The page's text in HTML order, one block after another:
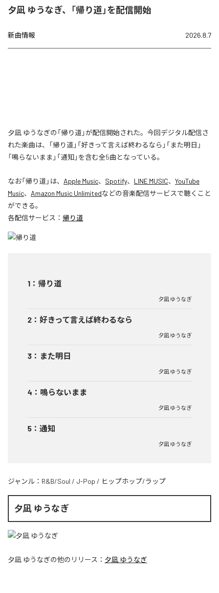
夕凪 ゆうなぎ、「帰り道」を配信開始
新曲情報 2026.8.7
夕凪 ゆうなぎの「帰り道」が配信開始された。今回デジタル配信さ
れた楽曲は、「帰り道」「好きって言えば終わるなら」「また明日」
「鳴らないまま」「通知」を含む全5曲となっている。
なお「帰り道」は、 Apple Music、 Spotify、 LINE MUSIC、 YouTube
Music、 Amazon Music Unlimitedなどの音楽配信サービスで聴くこと
ができる。
各配信サービス： 帰り道
1 ： 帰り道
夕凪 ゆうなぎ
2 ： 好きって言えば終わるなら
夕凪 ゆうなぎ
3 ： また明日
夕凪 ゆうなぎ
4 ： 鳴らないまま
夕凪 ゆうなぎ
5 ： 通知
夕凪 ゆうなぎ
ジャンル： R&B/Soul / J-Pop / ヒップホップ/ラップ
夕凪 ゆうなぎ
夕凪 ゆうなぎの他のリリース： 夕凪 ゆうなぎ